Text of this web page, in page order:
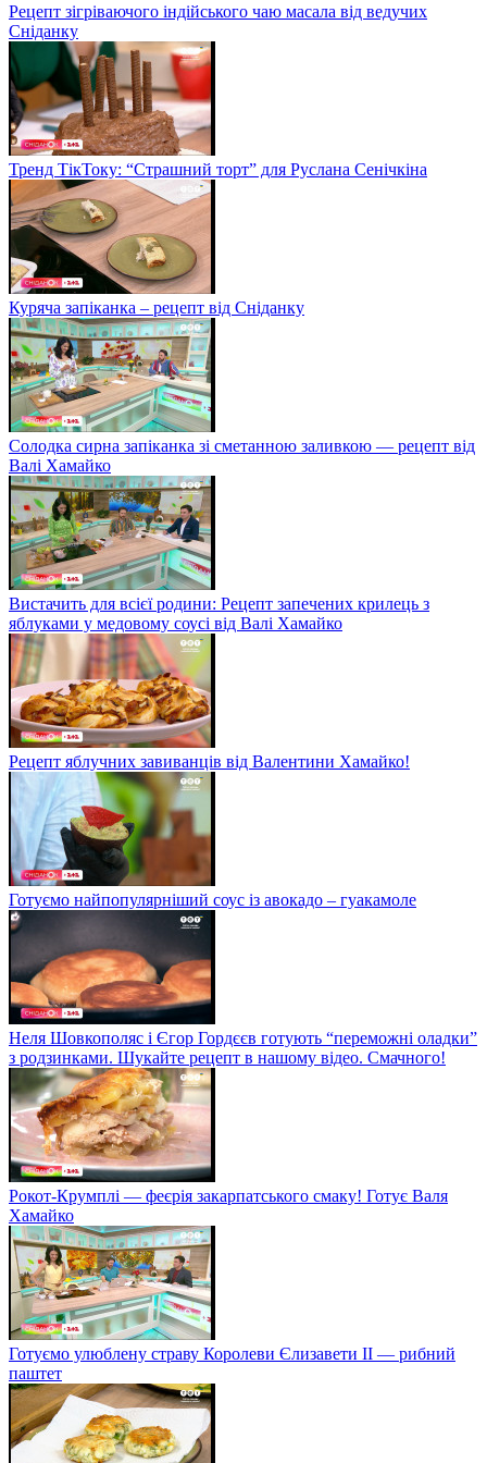
Рецепт зігріваючого індійського чаю масала від ведучих
Сніданку
Тренд ТікТоку: “Страшний торт” для Руслана Сенічкіна
Куряча запіканка – рецепт від Сніданку
Солодка сирна запіканка зі сметанною заливкою — рецепт від
Валі Хамайко
Вистачить для всієї родини: Рецепт запечених крилець з
яблуками у медовому соусі від Валі Хамайко
Рецепт яблучних завиванців від Валентини Хамайко!
Готуємо найпопулярніший соус із авокадо – гуакамоле
Неля Шовкополяс і Єгор Гордєєв готують “переможні оладки”
з родзинками. Шукайте рецепт в нашому відео. Смачного!
Рокот-Крумплі — феєрія закарпатського смаку! Готує Валя
Хамайко
Готуємо улюблену страву Королеви Єлизавети II — рибний
паштет